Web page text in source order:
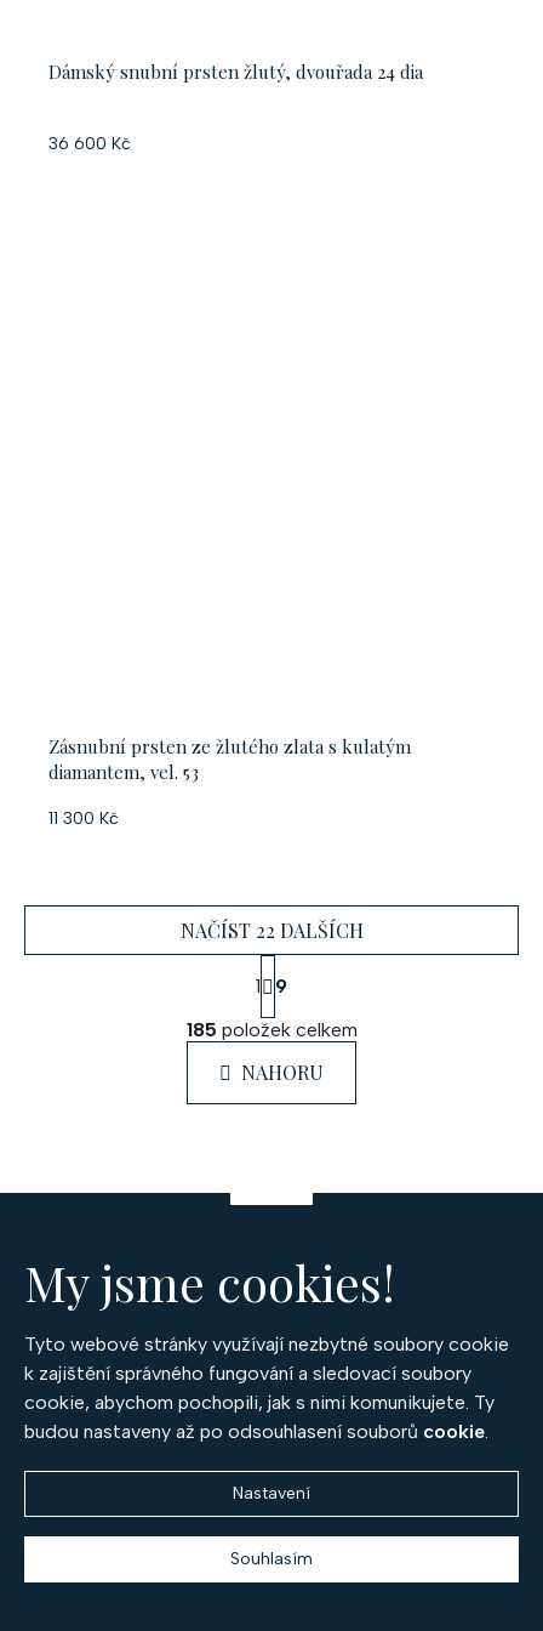
My jsme cookies!
Tyto webové stránky využívají nezbytné soubory cookie
k zajištění správného fungování a sledovací soubory
cookie, abychom pochopili, jak s nimi komunikujete. Ty
budou nastaveny až po odsouhlasení souborů cookie.
Nastavení
Souhlasím
Dámský snubní prsten žlutý, dvouřada 24 dia
36 600 Kč
Zásnubní prsten ze žlutého zlata s kulatým
diamantem, vel. 53
11 300 Kč
O
v
l
á
r
v
k
y
v
ý
i
s
u
NAČÍST 22 DALŠÍCH
S
t
r
á
n
1
9
185 položek celkem
NAHORU
český výrobce prémiových šperků
Po – Pá 9:30 – 17:00
+420 777 994 417
prodejna@diamant.cz